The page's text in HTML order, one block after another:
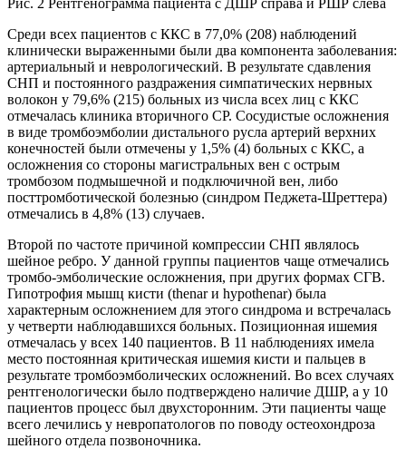
Среди всех пациентов с ККС в 77,0% (208) наблюдений
клинически выраженными были два компонента заболевания:
артериальный и неврологический. В результате сдавления
СНП и постоянного раздражения симпатических нервных
волокон у 79,6% (215) больных из числа всех лиц с ККС
отмечалась клиника вторичного СР. Сосудистые осложнения
в виде тромбоэмболии дистального русла артерий верхних
конечностей были отмечены у 1,5% (4) больных с ККС, а
осложнения со стороны магистральных вен с острым
тромбозом подмышечной и подключичной вен, либо
посттромботической болезнью (синдром Педжета-Шреттера)
отмечались в 4,8% (13) случаев.
Второй по частоте причиной компрессии СНП являлось
шейное ребро. У данной группы пациентов чаще отмечались
тромбо-эмболические осложнения, при других формах СГВ.
Гипотрофия мышц кисти (thenar и hypothenar) была
характерным осложнением для этого синдрома и встречалась
у четверти наблюдавшихся больных. Позиционная ишемия
отмечалась у всех 140 пациентов. В 11 наблюдениях имела
место постоянная критическая ишемия кисти и пальцев в
результате тромбоэмболических осложнений. Во всех случаях
рентгенологически было подтверждено наличие ДШР, а у 10
пациентов процесс был двухсторонним. Эти пациенты чаще
всего лечились у невропатологов по поводу остеохондроза
шейного отдела позвоночника.